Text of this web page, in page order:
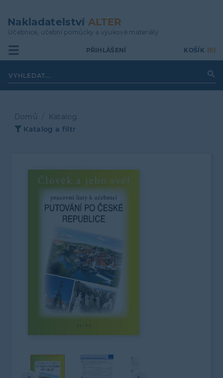
hlavnímu
obsahu
Nakladatelství ALTER
Učebnice, učební pomůcky a výukové materiály
PŘIHLÁŠENÍ KOŠÍK (0)
Drobečková
Domů
Katalog
Katalog a filtr